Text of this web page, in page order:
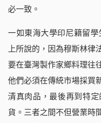
必一致。
一如東海大學印尼籍留
上所說的，因為穆斯林律
要在臺灣製作家鄉料理往
他們必須在傳統市場採買
清真肉品，最後再到特
貨。三者之間不但營業時